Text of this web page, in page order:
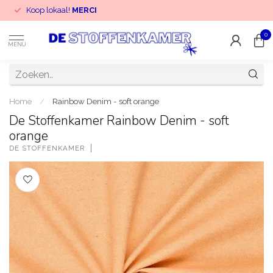
Koop lokaal! MERCI
MENU
0
Home / Rainbow Denim - soft orange
De Stoffenkamer Rainbow Denim - soft
orange
DE STOFFENKAMER